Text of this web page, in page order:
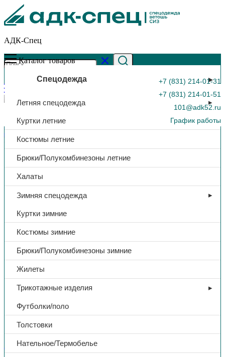
АДК-Спец
+7 (831) 214-01-31
+7 (831) 214-01-51
101@adk52.ru
График работы
0
Каталог товаров
Спецодежда
Летняя спецодежда
Куртки летние
Костюмы летние
Брюки/Полукомбинезоны летние
Халаты
Зимняя спецодежда
Куртки зимние
Костюмы зимние
Брюки/Полукомбинезоны зимние
Жилеты
Трикотажные изделия
Футболки/поло
Толстовки
Нательное/Термобелье
Главная страница»Каталог»Сапоги «Эксперт», арт. ЛТ70М,
МП, ПУ
Распродажа